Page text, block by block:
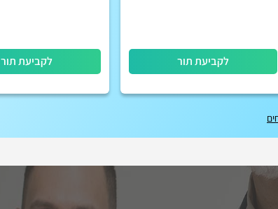
לקביעת תור לקביעת תור